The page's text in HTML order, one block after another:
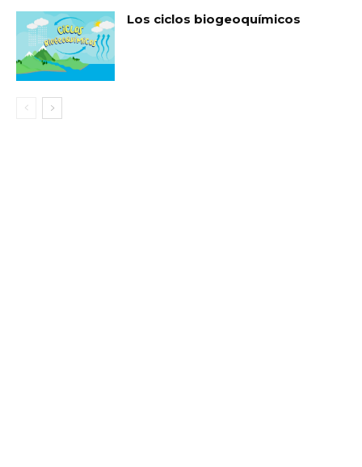
Los ciclos biogeoquímicos